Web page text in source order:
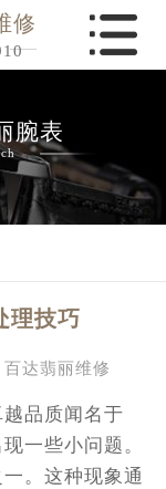
修
腕表
理技巧
达翡丽维修
品质闻名于
一些小问题。
。这种现象通